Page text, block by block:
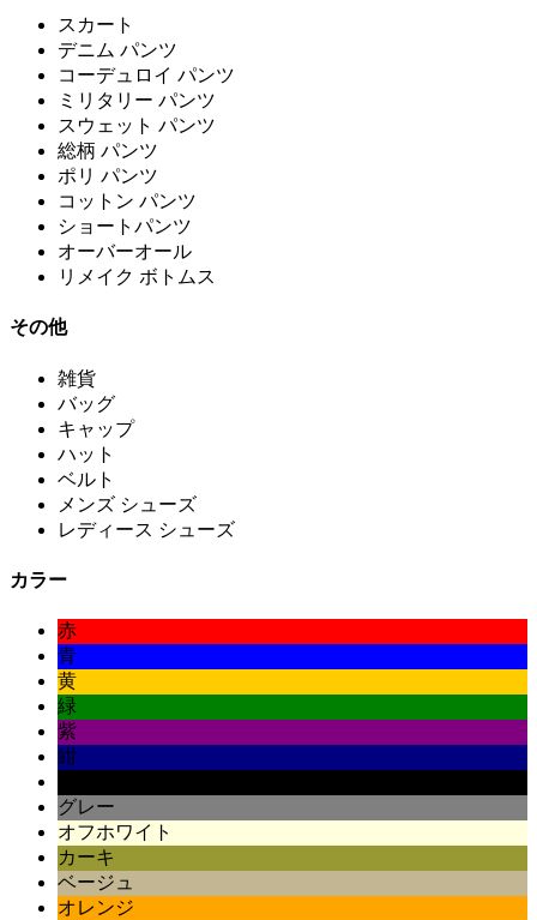
スカート
デニム パンツ
コーデュロイ パンツ
ミリタリー パンツ
スウェット パンツ
総柄 パンツ
ポリ パンツ
コットン パンツ
ショートパンツ
オーバーオール
リメイク ボトムス
その他
雑貨
バッグ
キャップ
ハット
ベルト
メンズ シューズ
レディース シューズ
カラー
赤
青
黄
緑
紫
紺
グレー
オフホワイト
カーキ
ベージュ
オレンジ